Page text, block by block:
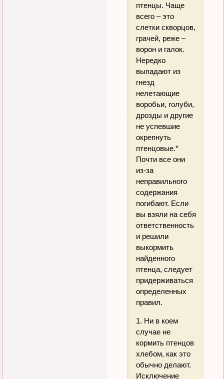
птенцы. Чаще
всего – это
слетки скворцов,
грачей, реже –
ворон и галок.
Нередко
выпадают из
гнезд
нелетающие
воробьи, голуби,
дрозды и другие
не успевшие
окрепнуть
птенцовые.*
Почти все они
из-за
неправильного
содержания
погибают. Если
вы взяли на себя
ответственность
и решили
выкормить
найденного
птенца, следует
придерживаться
определенных
правил.
1. Ни в коем
случае не
кормить птенцов
хлебом, как это
обычно делают.
Исключение